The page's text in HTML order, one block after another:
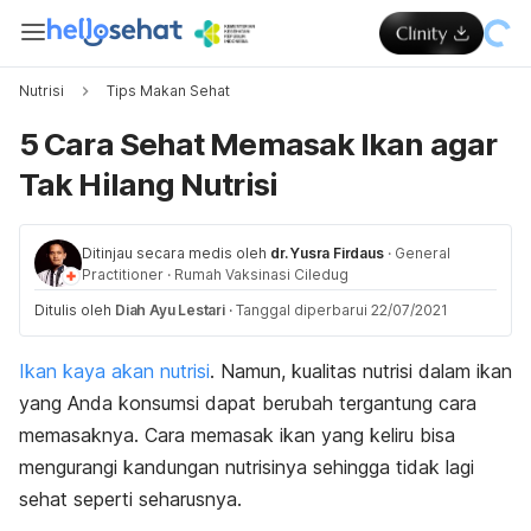
Nutrisi Tips Makan Sehat
5 Cara Sehat Memasak Ikan agar
Tak Hilang Nutrisi
Ditinjau secara medis oleh dr. Yusra Firdaus · General
Practitioner · Rumah Vaksinasi Ciledug
Ditulis oleh Diah Ayu Lestari · Tanggal diperbarui 22/07/2021
Ikan kaya akan nutrisi. Namun, kualitas nutrisi dalam ikan
yang Anda konsumsi dapat berubah tergantung cara
memasaknya. Cara memasak ikan yang keliru bisa
mengurangi kandungan nutrisinya sehingga tidak lagi
sehat seperti seharusnya.